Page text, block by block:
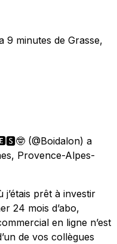
9 minutes de Grasse,
(@Boidalon) a
Provence-Alpes-
j’étais prêt à investir
24 mois d’abo,
en ligne n’est
de vos collègues